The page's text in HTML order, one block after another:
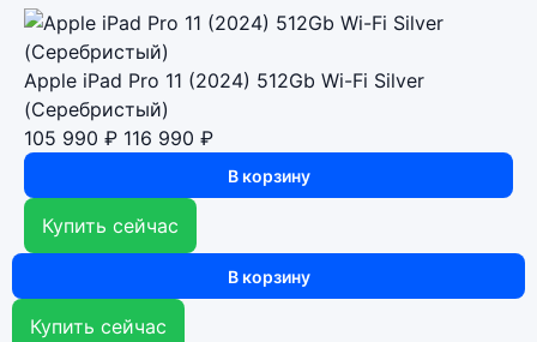
Apple iPad Pro 11 (2024) 512Gb Wi-Fi Silver
(Серебристый)
105 990 ₽ 116 990 ₽
В корзину
Купить сейчас
В корзину
Купить сейчас